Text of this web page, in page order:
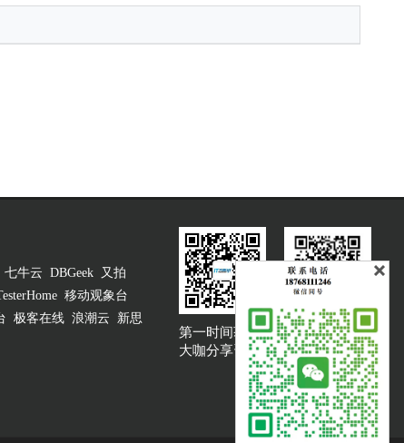
七牛云 DBGeek
又拍
移动观象台
极客在线 浪潮云
新思
第一时间获取
大咖分享资讯
大咖说吐槽客服